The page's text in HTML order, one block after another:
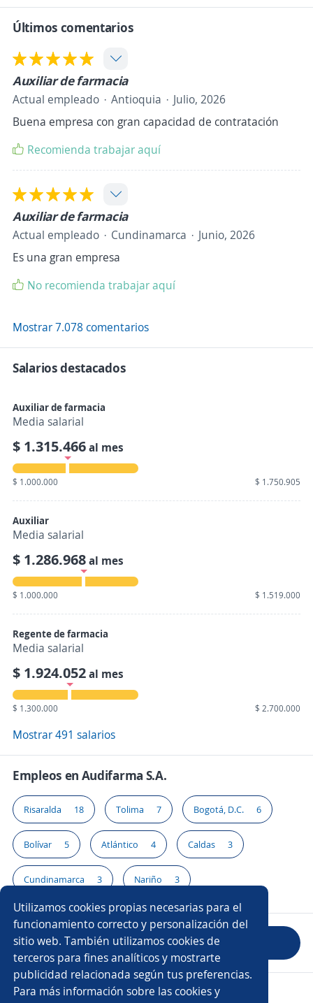
Utilizamos cookies propias necesarias para el
funcionamiento correcto y personalización del
sitio web. También utilizamos cookies de
terceros para fines analíticos y mostrarte
publicidad relacionada según tus preferencias.
Para más información sobre las cookies y
Últimos comentarios
Auxiliar de farmacia
Actual empleado Antioquia
Julio, 2026
Buena empresa con gran capacidad de contratación
Recomienda trabajar aquí
Auxiliar de farmacia
Actual empleado Cundinamarca
Junio, 2026
Es una gran empresa
No recomienda trabajar aquí
Mostrar 7.078 comentarios
Salarios destacados
Auxiliar de farmacia
Media salarial
$ 1.315.466al mes
$ 1.000.000 $ 1.750.905
Auxiliar
Media salarial
$ 1.286.968al mes
$ 1.000.000 $ 1.519.000
Regente de farmacia
Media salarial
$ 1.924.052al mes
$ 1.300.000 $ 2.700.000
Mostrar 491 salarios
Empleos en Audifarma S.A.
Risaralda 18 Tolima 7 Bogotá, D.C. 6
Bolívar 5 Atlántico 4 Caldas 3
Cundinamarca 3 Nariño 3
Evaluar empresa
Copyright 2014 - 2026 DGNET LTD.